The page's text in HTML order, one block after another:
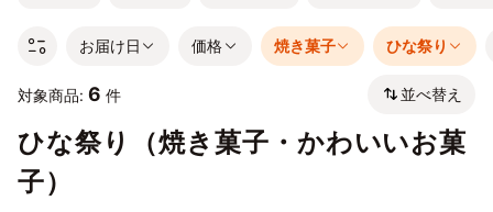
お届け日 価格 焼き菓子 ひな祭り
対象商品: 6 件 並べ替え
ひな祭り（焼き菓子・かわいいお菓
子）